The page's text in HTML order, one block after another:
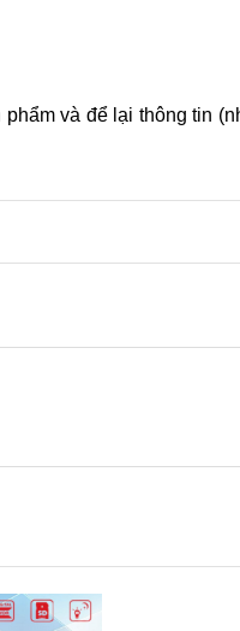
và để lại thông tin